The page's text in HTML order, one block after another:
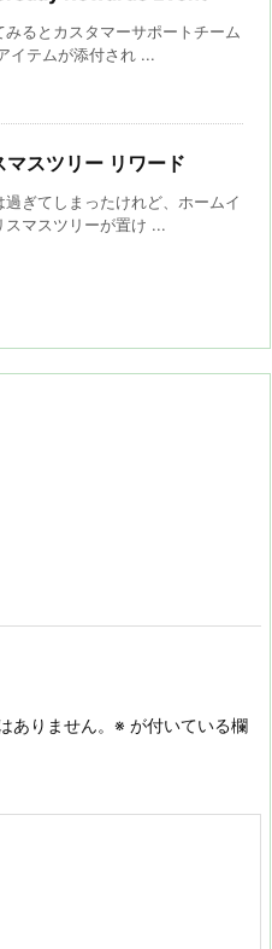
るとカスタマーサポートチーム
イテムが添付され ...
スツリー リワード
過ぎてしまったけれど、ホームイ
スマスツリーが置け ...
ありません。 ※ が付いている欄